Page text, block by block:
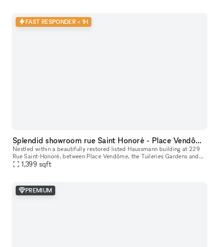
FAST RESPONDER < 1H
Splendid showroom rue Saint Honoré - Place Vendôme, in the heart of Paris fashion & culture district.
Nestled within a beautifully restored listed Haussmann building at 229
Rue Saint-Honoré, between Place Vendôme, the Tuileries Gardens and
the Louvre, 229LAB offers one of Paris' most prestigious addr
1,399 sqft
PREMIUM